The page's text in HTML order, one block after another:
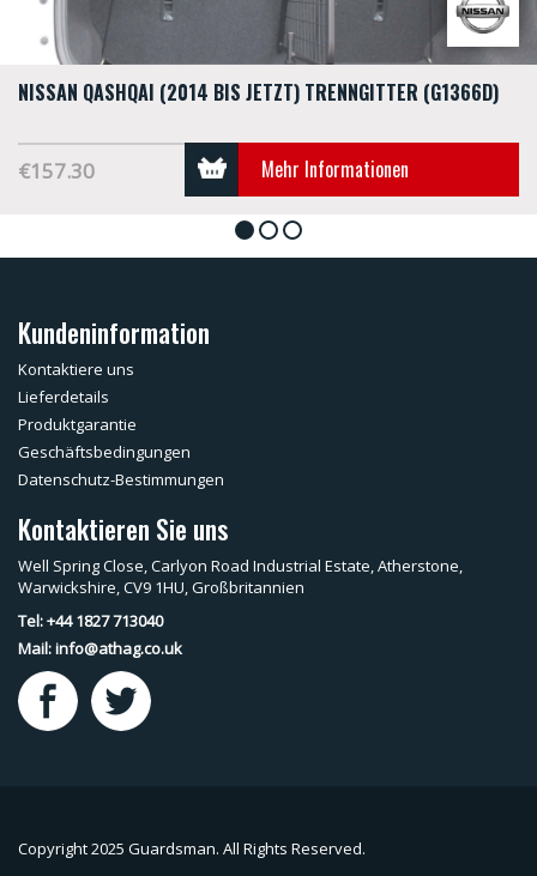
NISSAN QASHQAI (2014 BIS JETZT) TRENNGITTER (G1366D)
€157.30 Mehr Informationen
1 2 3
Kundeninformation
Kontaktiere uns
Lieferdetails
Produktgarantie
Geschäftsbedingungen
Datenschutz-Bestimmungen
Kontaktieren Sie uns
Well Spring Close, Carlyon Road Industrial Estate, Atherstone,
Warwickshire, CV9 1HU, Großbritannien
Tel: +44 1827 713040
Mail:info@athag.co.uk
Copyright 2025 Guardsman. All Rights Reserved.